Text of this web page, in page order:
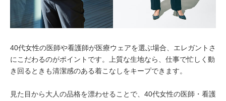
40代女性の医師や看護師が医療ウェアを選ぶ場合、エレガントさ
にこだわるのがポイントです。上質な生地なら、仕事で忙しく動
き回るときも清潔感のある着こなしをキープできます。
見た目から大人の品格を漂わせることで、40代女性の医師・看護